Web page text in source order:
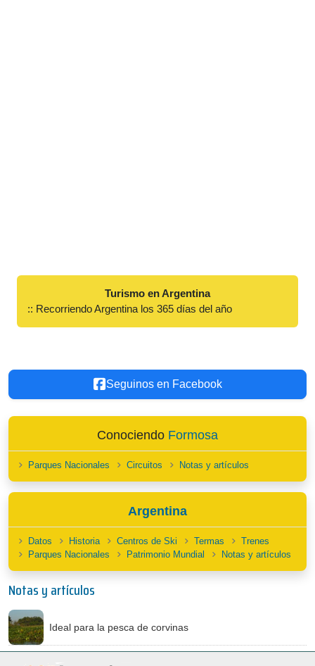
Turismo en Argentina
:: Recorriendo Argentina los 365 días del año
Seguinos en Facebook
Conociendo Formosa
Parques Nacionales Circuitos Notas y artículos
Argentina
Datos Historia Centros de Ski Termas
Trenes
Parques Nacionales
Patrimonio Mundial Notas y artículos
Notas y artículos
Ideal para la pesca de corvinas